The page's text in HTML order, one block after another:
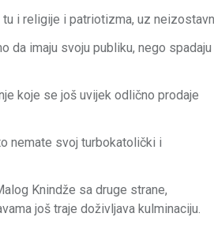
i religije i patriotizma, uz
da imaju svoju publiku, nego
koje se još uvijek odlično prodaje
nemate svoj turbokatolički i
Knindže sa druge strane,
još traje doživljava kulminaciju.